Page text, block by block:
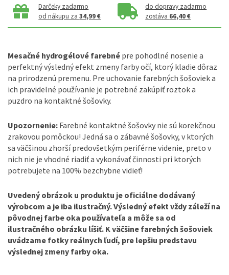
Darčeky zadarmo
od nákupu za34,99 €
do dopravy zadarmo
zostáva 66,40 €
Mesačné hydrogélové farebné pre pohodlné nosenie a
perfektný výsledný efekt zmeny farby očí, ktorý kladie dôraz
na prirodzenú premenu. Pre uchovanie farebných šošoviek a
ich pravidelné používanie je potrebné zakúpiť roztok a
puzdro na kontaktné šošovky.
Upozornenie: Farebné kontaktné šošovky nie sú korekčnou
zrakovou pomôckou! Jedná sa o zábavné šošovky, v ktorých
sa väčšinou zhorší predovšetkým periférne videnie, preto v
nich nie je vhodné riadiť a vykonávať činnosti pri ktorých
potrebujete na 100% bezchybne vidieť!
Uvedený obrázok u produktu je oficiálne dodávaný
výrobcom a je iba ilustračný. Výsledný efekt vždy záleží na
pôvodnej farbe oka používateľa a môže sa od
ilustračného obrázku líšiť. K väčšine farebných šošoviek
uvádzame fotky reálnych ľudí, pre lepšiu predstavu
výslednej zmeny farby oka.